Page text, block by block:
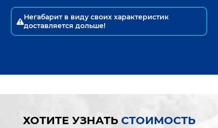
Негабарит в виду своих характеристик
доставляется дольше!
ХОТИТЕ УЗНАТЬ СТОИМОСТЬ